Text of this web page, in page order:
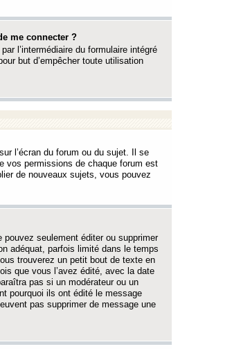
me connecter ?
l’intermédiaire du formulaire intégré
but d’empêcher toute utilisation
l’écran du forum ou du sujet. Il se
vos permissions de chaque forum est
de nouveaux sujets, vous pouvez
seulement éditer ou supprimer
adéquat, parfois limité dans le temps
trouverez un petit bout de texte en
que vous l’avez édité, avec la date
pas si un modérateur ou un
pourquoi ils ont édité le message
pas supprimer de message une